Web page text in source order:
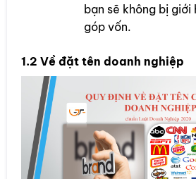
bạn sẽ không bị giới
góp vốn.
1.2 Về đặt tên doanh nghiệp